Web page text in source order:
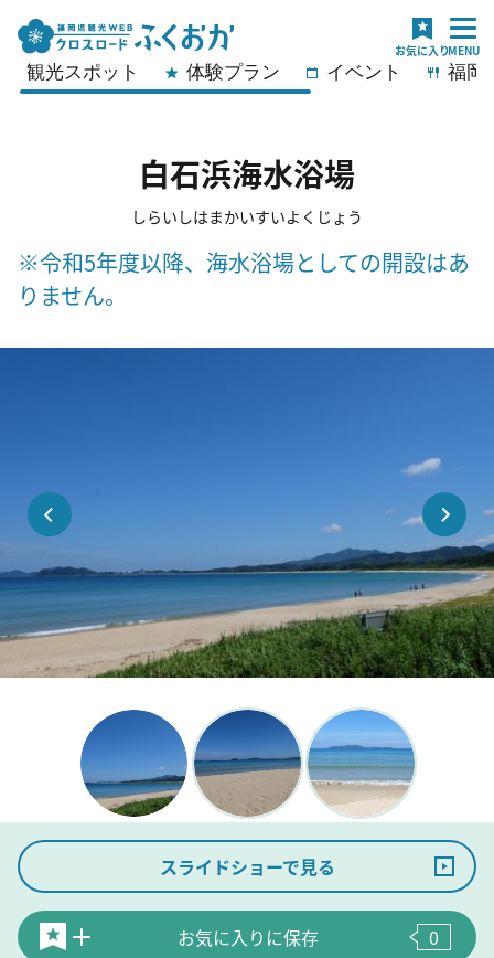
観光スポット 体験プラン イベント 福岡
白石浜海水浴場
しらいしはまかいすいよくじょう
※令和5年度以降、海水浴場としての開設はあ
りません。
スライドショーで見る
お気に入りに保存 0